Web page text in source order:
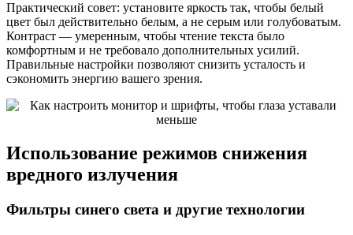
Практический совет: установите яркость так, чтобы белый
цвет был действительно белым, а не серым или голубоватым.
Контраст — умеренным, чтобы чтение текста было
комфортным и не требовало дополнительных усилий.
Правильные настройки позволяют снизить усталость и
сэкономить энергию вашего зрения.
Использование режимов снижения
вредного излучения
Фильтры синего света и другие технологии